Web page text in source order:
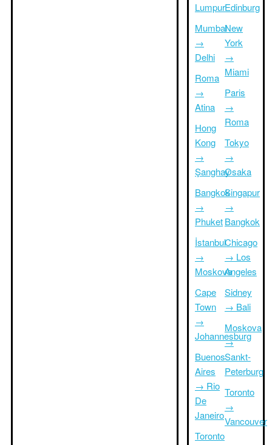
Lumpur
Mumbai
→
Delhi
Roma
→
Atina
Hong
Kong
→
Şanghay
Bangkok
→
Phuket
İstanbul
→
Moskova
Cape
Town
→
Johannesburg
Buenos
Aires
→ Rio
De
Janeiro
Toronto
Edinburg
New
York
→
Miami
Paris
→
Roma
Tokyo
→
Osaka
Singapur
→
Bangkok
Chicago
→ Los
Angeles
Sidney
→ Bali
Moskova
→
Sankt-
Peterburg
Toronto
→
Vancouver